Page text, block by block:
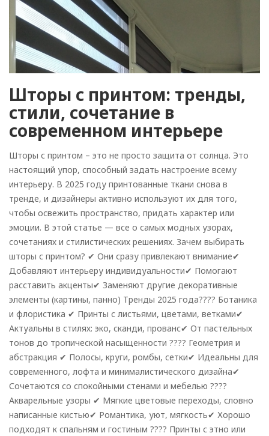
Horizontal
Vertical
romano
Шторы с принтом: тренды,
стили, сочетание в
современном интерьере
Шторы с принтом – это не просто защита от солнца. Это
настоящий упор, способный задать настроение всему
интерьеру. В 2025 году принтованные ткани снова в
тренде, и дизайнеры активно используют их для того,
чтобы освежить пространство, придать характер или
эмоции. В этой статье — все о самых модных узорах,
сочетаниях и стилистических решениях. Зачем выбирать
шторы с принтом? ✔ Они сразу привлекают внимание✔
Добавляют интерьеру индивидуальности✔ Помогают
расставить акценты✔ Заменяют другие декоративные
элементы (картины, панно) Тренды 2025 года???? Ботаника
и флористика ✔ Принты с листьями, цветами, ветками✔
Актуальны в стилях: эко, сканди, прованс✔ От пастельных
тонов до тропической насыщенности ???? Геометрия и
абстракция ✔ Полосы, круги, ромбы, сетки✔ Идеальны для
современного, лофта и минималистического дизайна✔
Сочетаются со спокойными стенами и мебелью ????
Акварельные узоры ✔ Мягкие цветовые переходы, словно
написанные кистью✔ Романтика, уют, мягкость✔ Хорошо
подходят к спальням и гостиным ???? Принты с этно или